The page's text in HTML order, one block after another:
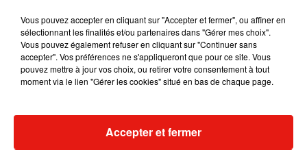
5 août 2026
Benny Blanco invite Selena Gomez et
Becky G sur son nouveau single
Vous pouvez accepter en cliquant sur "Accepter et fermer", ou affiner en
sélectionnant les finalités et/ou partenaires dans "Gérer mes choix".
Vous pouvez également refuser en cliquant sur "Continuer sans
accepter". Vos préférences ne s'appliqueront que pour ce site. Vous
pouvez mettre à jour vos choix, ou retirer votre consentement à tout
moment via le lien "Gérer les cookies" situé en bas de chaque page.
Accepter et fermer